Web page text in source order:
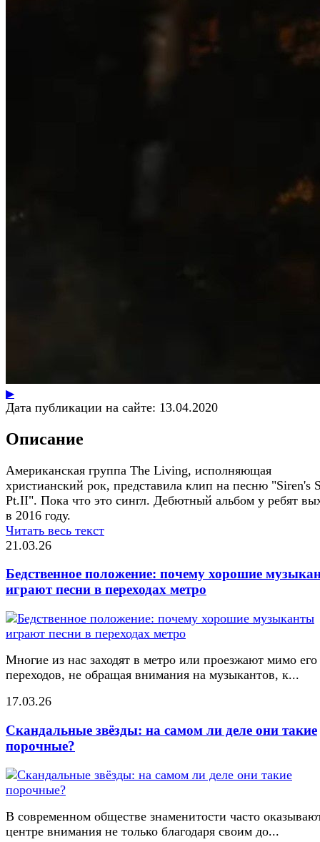
▶
Дата публикации на сайте: 13.04.2020
Описание
Американская группа The Living, исполняющая
христианский рок, представила клип на песню "Siren's
Pt.II". Пока что это сингл. Дебютный альбом у ребят
в 2016 году.
Читать весь текст
21.03.26
Бедственное положение: почему хорошие
играют песни в переходах метро
Многие из нас заходят в метро или проезжают мимо его
переходов, не обращая внимания на музыкантов, к...
17.03.26
Скандальные звёзды: на самом ли деле они такие
порочные?
В современном обществе знаменитости часто
центре внимания не только благодаря своим до...